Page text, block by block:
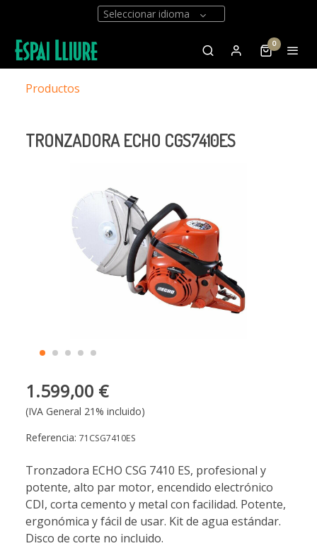
Seleccionar idioma
0
Productos
TRONZADORA ECHO CGS7410ES
1.599,00 €
(IVA General 21% incluido)
Referencia: 71CSG7410ES
Tronzadora ECHO CSG 7410 ES, profesional y
potente, alto par motor, encendido electrónico
CDI, corta cemento y metal con facilidad. Potente,
ergonómica y fácil de usar. Kit de agua estándar.
Disco de corte no incluido.